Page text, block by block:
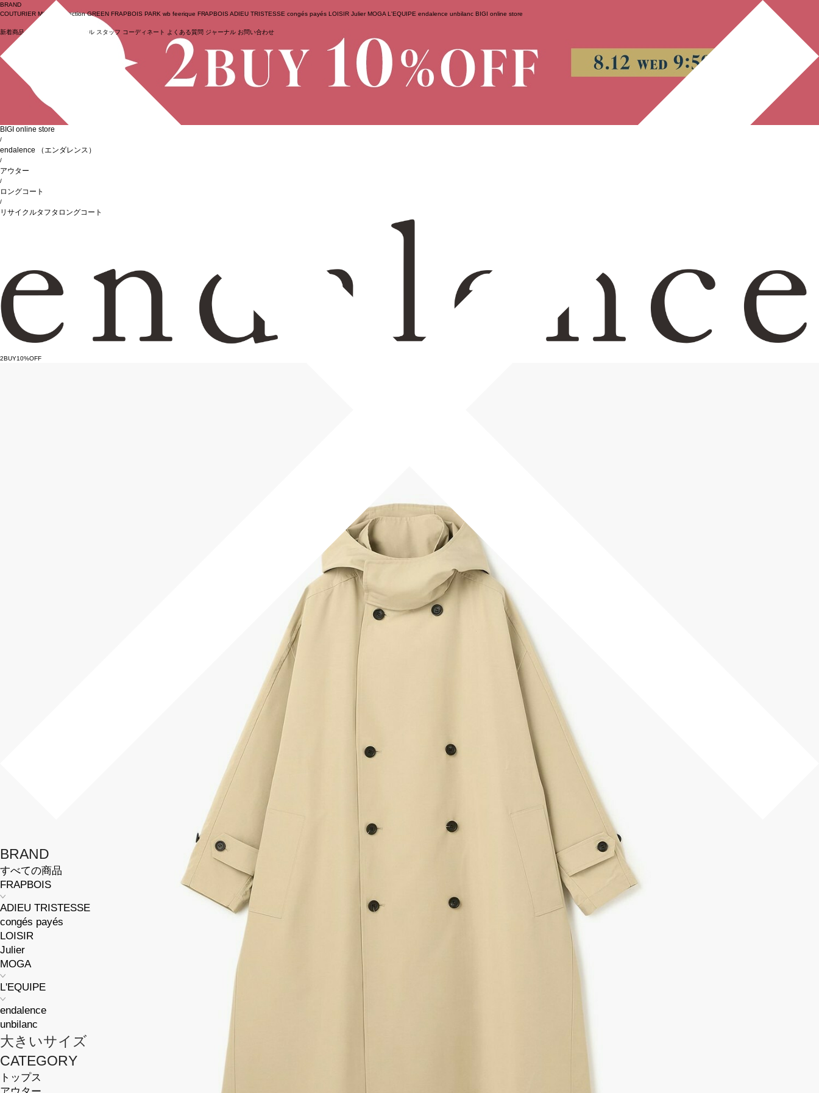
ログイン
BRAND
COUTURIER MOGA Collection GREEN FRAPBOIS PARK wb feerique FRAPBOIS ADIEU TRISTESSE congés payés LOISIR Julier MOGA L'EQUIPE endalence unbilanc BIGI online store
新着商品 (ライブ) セール スタッフ コーディネート よくある質問 ジャーナル お問い合わせ
BRAND
すべての商品
FRAPBOIS
ADIEU TRISTESSE
congés payés
LOISIR
Julier
MOGA
L'EQUIPE
endalence
unbilanc
大きいサイズ
CATEGORY
トップス
BIGI online store
/
endalence （エンダレンス）
/
アウター
/
ロングコート
/
リサイクルタフタロングコート
2BUY10%OFF